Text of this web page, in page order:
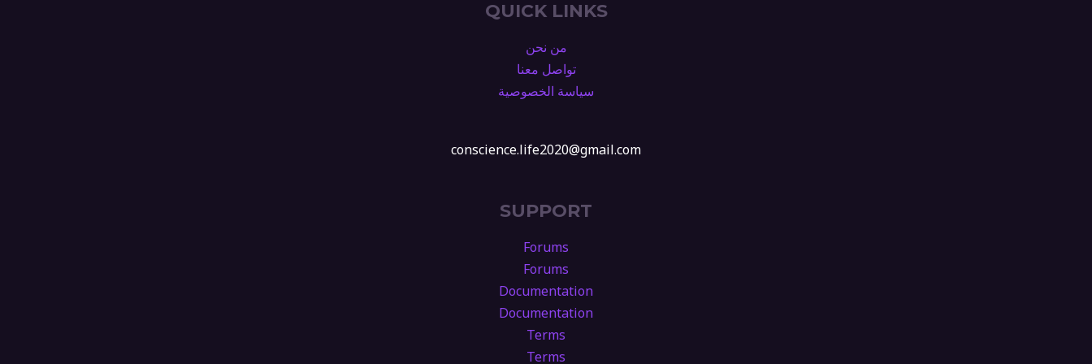
QUICK LINKS
من نحن
تواصل معنا
سياسة الخصوصية
conscience.life2020@gmail.com
SUPPORT
Forums
Forums
Documentation
Documentation
Terms
Terms